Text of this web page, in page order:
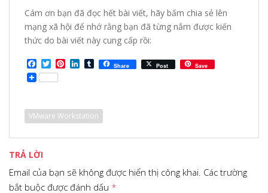
Cám ơn bạn đã đọc hết bài viết, hãy bấm chia sẻ lên
mạng xã hội để nhớ rằng bạn đã từng nắm được kiến
thức do bài viết này cung cấp rồi:
a
c
o
o
T
w
i
e
r
P
r
e
t
L
d
I
T
u
r
Share Post Save
VMware Workstation
TRẢ LỜI
Email của bạn sẽ không được hiển thị công khai. Các trường
bắt buộc được đánh dấu *